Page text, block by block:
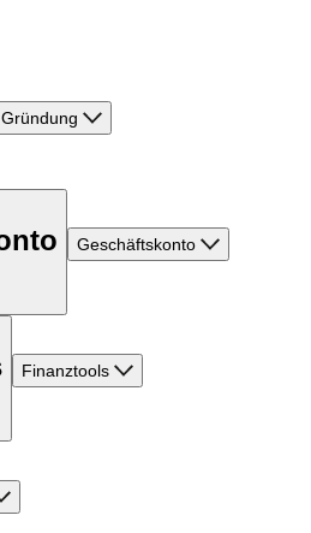
Gründung
Geschäftskonto
Finanztools